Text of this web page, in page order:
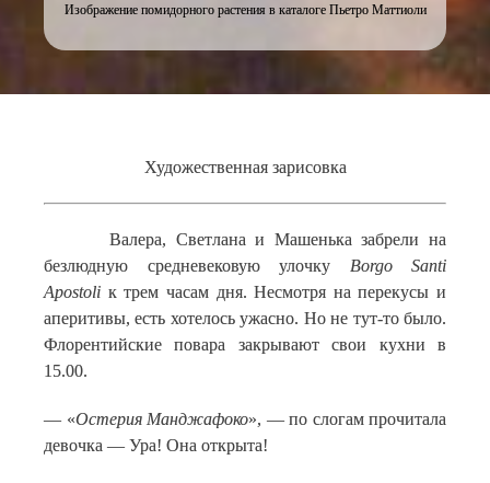
Изображение помидорного растения в каталоге Пьетро Маттиоли
Художественная зарисовка
Валера, Светлана и Машенька забрели на
безлюдную средневековую улочку Borgo Santi
Apostoli к трем часам дня. Несмотря на перекусы и
аперитивы, есть хотелось ужасно. Но не тут-то было.
Флорентийские повара закрывают свои кухни в
15.00.
— «Остерия Манджафоко», — по слогам прочитала
девочка — Ура! Она открыта!